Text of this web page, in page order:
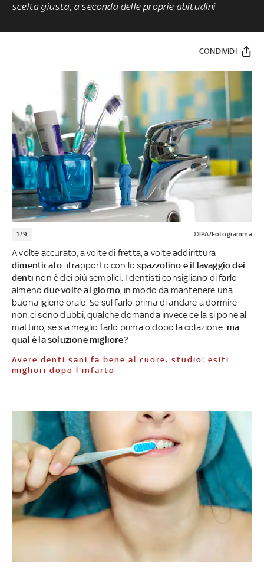
scelta giusta, a seconda delle proprie abitudini
CONDIVIDI
1/9 ©IPA/Fotogramma
A volte accurato, a volte di fretta, a volte addirittura
dimenticato: il rapporto con lospazzolino e il lavaggio dei
denti non è dei più semplici. I dentisti consigliano di farlo
almenodue volte al giorno , in modo da mantenere una
buona igiene orale. Se sul farlo prima di andare a dormire
non ci sono dubbi, qualche domanda invece ce la si pone al
mattino, se sia meglio farlo prima o dopo la colazione: ma
qual è la soluzione migliore?
Avere denti sani fa bene al cuore, studio: esiti
migliori dopo l'infarto